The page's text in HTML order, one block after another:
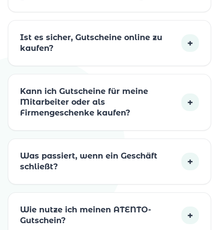
Ist es sicher, Gutscheine online zu
kaufen?
+
Kann ich Gutscheine für meine
Mitarbeiter oder als
Firmengeschenke kaufen?
+
Was passiert, wenn ein Geschäft
schließt?
+
Wie nutze ich meinen ATENTO-
Gutschein?
+